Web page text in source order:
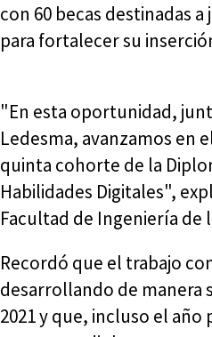
con 60 becas destinadas
para fortalecer su
"En esta oportunidad,
Ledesma, avanzamos en
quinta cohorte de la
Habilidades Digitales",
Facultad de Ingeniería de
Recordó que el trabajo
desarrollando de manera
2021 y que, incluso el año